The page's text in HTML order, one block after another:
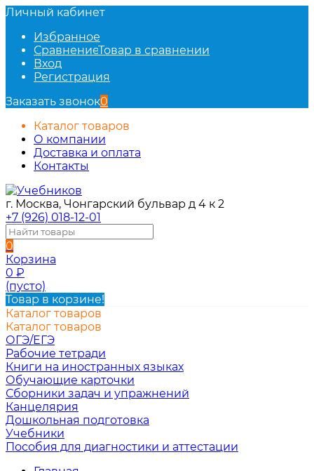
Личный кабинет
Избранное
СравнениеТовар в сравнении
Вход
Регистрация
Заказать звонок0
Каталог товаров
О компании
Доставка и оплата
Контакты
г. Москва, Чонгарский бульвар д 4 к 2
+7 (926) 018-12-01
0
Корзина
0 ₽
(пусто)
Товар в корзине!
Каталог товаров
Каталог товаров
ОГЭ/ЕГЭ
Рабочие тетради
Книги на иностранных языках
Обучающие карточки
Сборники задач и упражнений
Канцелярия
Дошкольная подготовка
Учебники
Пособия для диагностики и аттестации